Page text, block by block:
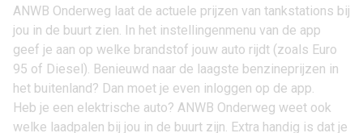
ANWB Onderweg laat de actuele prijzen van tankstations bij
jou in de buurt zien. In het instellingenmenu van de app
geef je aan op welke brandstof jouw auto rijdt (zoals Euro
95 of Diesel). Benieuwd naar de laagste benzineprijzen in
het buitenland? Dan moet je even inloggen op de app.
Heb je een elektrische auto? ANWB Onderweg weet ook
welke laadpalen bij jou in de buurt zijn. Extra handig is dat je